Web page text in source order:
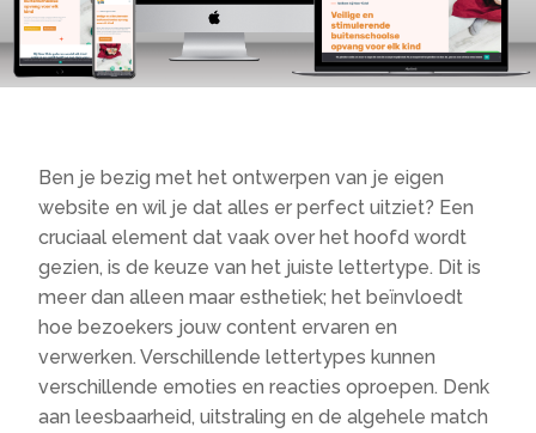
Ben je bezig met het ontwerpen van je eigen
website en wil je dat alles er perfect uitziet? Een
cruciaal element dat vaak over het hoofd wordt
gezien, is de keuze van het juiste lettertype.​ Dit is
meer dan alleen maar esthetiek; het beïnvloedt
hoe bezoekers jouw content ervaren en
verwerken.​ Verschillende lettertypes kunnen
verschillende emoties en reacties oproepen.​ Denk
aan leesbaarheid, uitstraling en de algehele match